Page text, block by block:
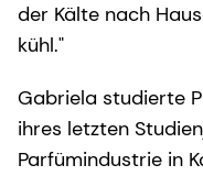
der Kälte nach
kühl."
Gabriela studierte
ihres letzten
Parfümindustrie in